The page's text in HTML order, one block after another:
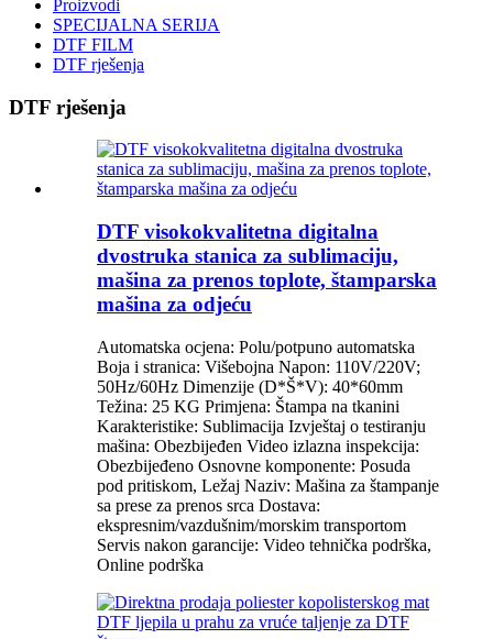
Proizvodi
SPECIJALNA SERIJA
DTF FILM
DTF rješenja
DTF rješenja
DTF visokokvalitetna digitalna
dvostruka stanica za sublimaciju,
mašina za prenos toplote, štamparska
mašina za odjeću
Automatska ocjena: Polu/potpuno automatska
Boja i stranica: Višebojna Napon: 110V/220V;
50Hz/60Hz Dimenzije (D*Š*V): 40*60mm
Težina: 25 KG Primjena: Štampa na tkanini
Karakteristike: Sublimacija Izvještaj o testiranju
mašina: Obezbijeđen Video izlazna inspekcija:
Obezbijeđeno Osnovne komponente: Posuda
pod pritiskom, Ležaj Naziv: Mašina za štampanje
sa prese za prenos srca Dostava:
ekspresnim/vazdušnim/morskim transportom
Servis nakon garancije: Video tehnička podrška,
Online podrška